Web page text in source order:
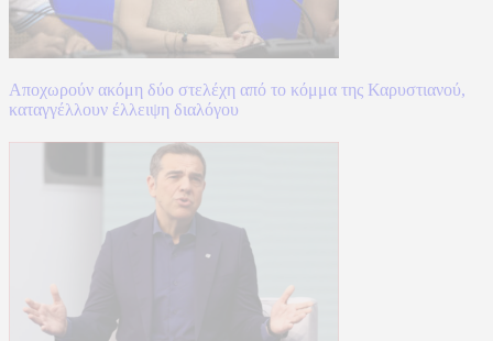
Αποχωρούν ακόμη δύο στελέχη από το κόμμα της Καρυστιανού,
καταγγέλλουν έλλειψη διαλόγου